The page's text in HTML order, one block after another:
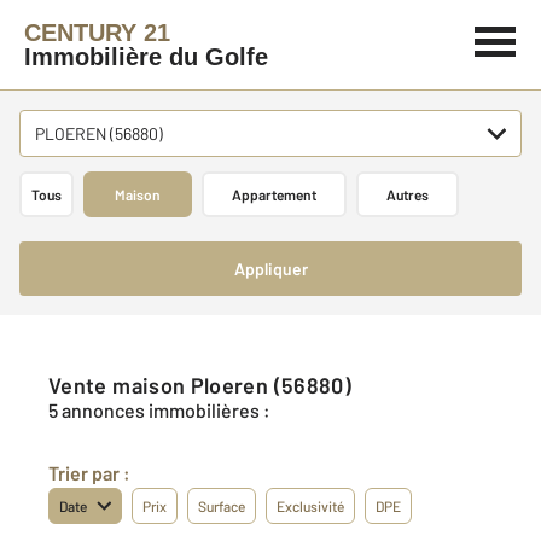
CENTURY 21
Immobilière du Golfe
PLOEREN (56880)
Tous Maison Appartement Autres
Appliquer
Vente maison Ploeren (56880)
5 annonces immobilières :
Trier par :
Date Prix Surface Exclusivité DPE